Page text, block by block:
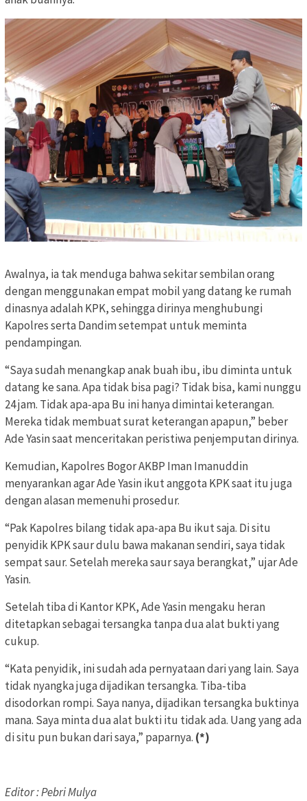
Awalnya, ia tak menduga bahwa sekitar sembilan orang
dengan menggunakan empat mobil yang datang ke rumah
dinasnya adalah KPK, sehingga dirinya menghubungi
Kapolres serta Dandim setempat untuk meminta
pendampingan.
“Saya sudah menangkap anak buah ibu, ibu diminta untuk
datang ke sana. Apa tidak bisa pagi? Tidak bisa, kami nunggu
24 jam. Tidak apa-apa Bu ini hanya dimintai keterangan.
Mereka tidak membuat surat keterangan apapun,” beber
Ade Yasin saat menceritakan peristiwa penjemputan dirinya.
Kemudian, Kapolres Bogor AKBP Iman Imanuddin
menyarankan agar Ade Yasin ikut anggota KPK saat itu juga
dengan alasan memenuhi prosedur.
“Pak Kapolres bilang tidak apa-apa Bu ikut saja. Di situ
penyidik KPK saur dulu bawa makanan sendiri, saya tidak
sempat saur. Setelah mereka saur saya berangkat,” ujar Ade
Yasin.
Setelah tiba di Kantor KPK, Ade Yasin mengaku heran
ditetapkan sebagai tersangka tanpa dua alat bukti yang
cukup.
“Kata penyidik, ini sudah ada pernyataan dari yang lain. Saya
tidak nyangka juga dijadikan tersangka. Tiba-tiba
disodorkan rompi. Saya nanya, dijadikan tersangka buktinya
mana. Saya minta dua alat bukti itu tidak ada. Uang yang ada
di situ pun bukan dari saya,” paparnya. (*)
Editor : Pebri Mulya